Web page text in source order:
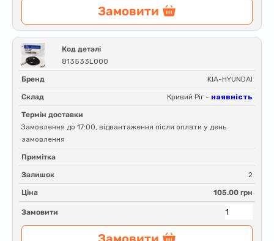
Замовити
Код деталі
813533L000
Бренд KIA-HYUNDAI
Склад Кривий Ріг - наявність
Термін доставки
Замовлення до 17:00, відвантаження після оплати у день
замовлення
Примітка
Залишок 2
Ціна 105.00 грн
Замовити